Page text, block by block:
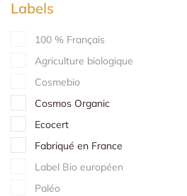
Labels
100 % Français
Agriculture biologique
Cosmebio
Cosmos Organic
Ecocert
Fabriqué en France
Label Bio européen
Paléo